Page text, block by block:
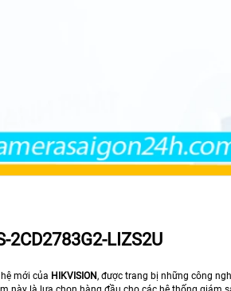
2CD2783G2-LIZS2U
mới của HIKVISION, được trang bị những công